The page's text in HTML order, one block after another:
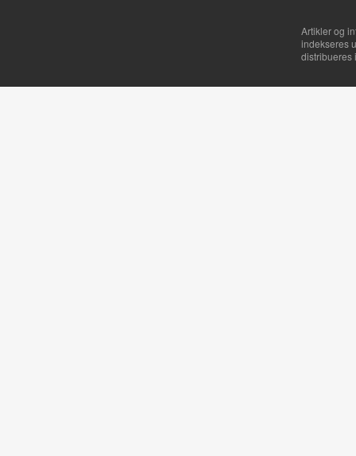
Artikler og
indekseres
distribueres